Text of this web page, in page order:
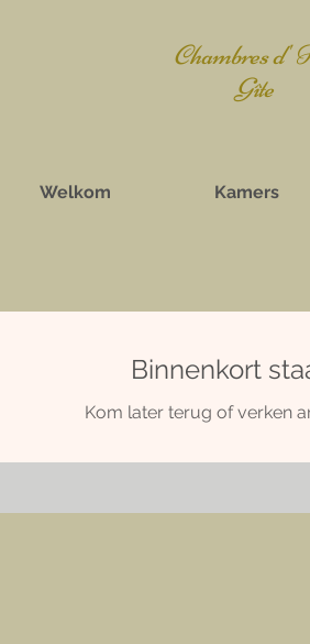
Chambres d'
Gîte
Welkom Kamers
Binnenkort
Kom later terug of verken